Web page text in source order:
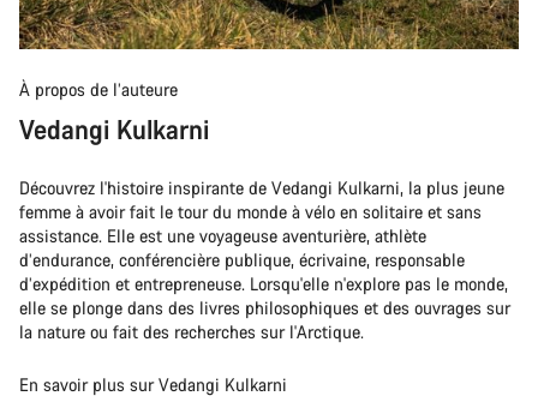
À propos de l’auteure
Vedangi Kulkarni
Découvrez l'histoire inspirante de Vedangi Kulkarni, la plus jeune
femme à avoir fait le tour du monde à vélo en solitaire et sans
assistance. Elle est une voyageuse aventurière, athlète
d’endurance, conférencière publique, écrivaine, responsable
d’expédition et entrepreneuse. Lorsqu'elle n'explore pas le monde,
elle se plonge dans des livres philosophiques et des ouvrages sur
la nature ou fait des recherches sur l'Arctique.
En savoir plus sur Vedangi Kulkarni